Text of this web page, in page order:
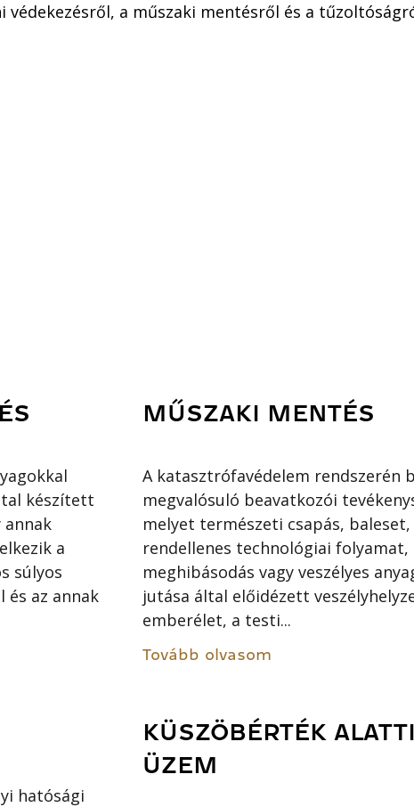
védekezésről, a műszaki mentésről és a
készített
a
súlyos
és az annak
MŰSZAKI MENTÉS
A katasztrófavédelem rendszerén
megvalósuló beavatkozói
melyet természeti csapás,
rendellenes technológiai folyamat,
meghibásodás vagy veszélyes
jutása által előidézett
emberélet, a testi...
Tovább olvasom
hatósági
KÜSZÖBÉRTÉK ALATTI
ÜZEM